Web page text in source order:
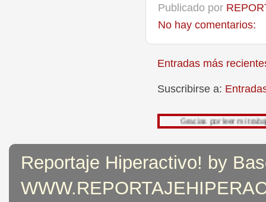
Publicado por
No hay comentarios:
Entradas más
Suscribirse a:
Gracias por leer mi trabajo, su opinión
Reportaje Hiperactivo! by